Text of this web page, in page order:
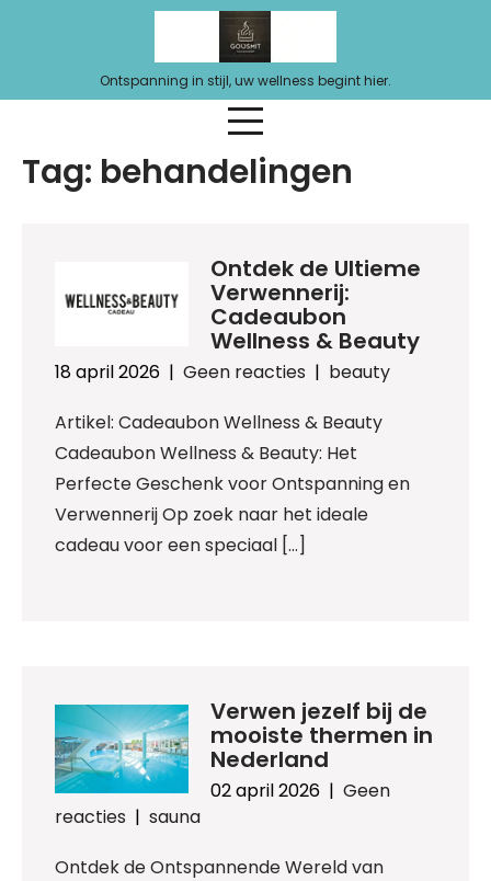
Ontspanning in stijl, uw wellness begint hier.
Tag: behandelingen
Ontdek de Ultieme
Verwennerij:
Cadeaubon
Wellness & Beauty
18 april 2026 | Geen reacties | beauty
Artikel: Cadeaubon Wellness & Beauty
Cadeaubon Wellness & Beauty: Het
Perfecte Geschenk voor Ontspanning en
Verwennerij Op zoek naar het ideale
cadeau voor een speciaal […]
Verwen jezelf bij de
mooiste thermen in
Nederland
02 april 2026 | Geen
reacties | sauna
Ontdek de Ontspannende Wereld van